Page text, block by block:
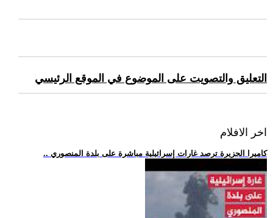
التعليق والتصويت على الموضوع في الموقع الرئيسي
اخر الافلام
.. كاميرا الجزيرة ترصد غارات إسرائيلية مباشرة على بلدة المنصوري